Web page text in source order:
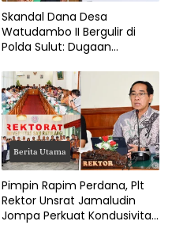
Skandal Dana Desa
Watudambo II Bergulir di
Polda Sulut: Dugaan
Hingga Jalan Tani Rp214
Juta
Berita Utama
Pimpin Rapim Perdana, Plt
Rektor Unsrat Jamaludin
Jompa Perkuat Kondusivitas